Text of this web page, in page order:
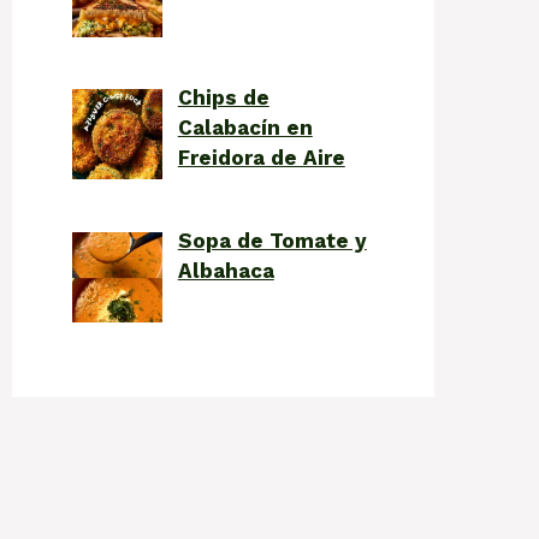
Chips de
Calabacín en
Freidora de Aire
Sopa de Tomate y
Albahaca